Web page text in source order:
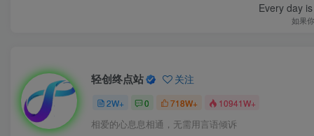
Every day
如果
轻创终点站 关注
2W+ 0 718W+ 10941W+
相爱的心息息相通，无需用言语倾诉